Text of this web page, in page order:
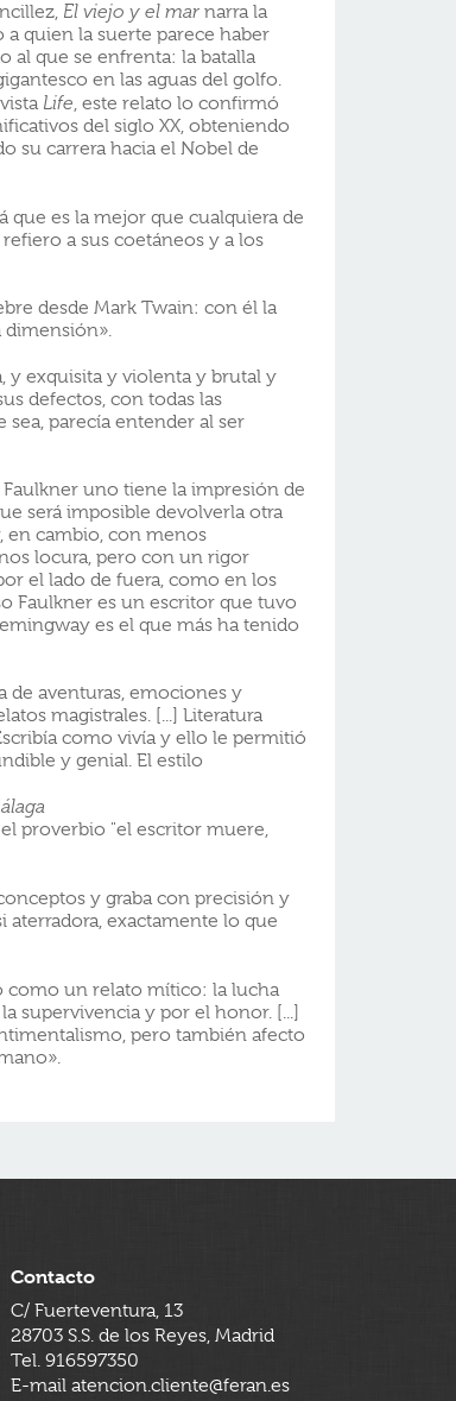
El viejo y el mar narra la
quien la suerte parece haber
al que se enfrenta: la batalla
en las aguas del golfo.
Life, este relato lo confirmó
del siglo XX, obteniendo
su carrera hacia el Nobel de
que es la mejor que cualquiera de
a sus coetáneos y a los
desde Mark Twain: con él la
dimensión».
y exquisita y violenta y brutal y
defectos, con todas las
parecía entender al ser
uno tiene la impresión de
será imposible devolverla otra
en cambio, con menos
locura, pero con un rigor
el lado de fuera, como en los
Faulkner es un escritor que tuvo
es el que más ha tenido
de aventuras, emociones y
magistrales. [...] Literatura
como vivía y ello le permitió
y genial. El estilo
proverbio "el escritor muere,
y graba con precisión y
exactamente lo que
como un relato mítico: la lucha
supervivencia y por el honor. [...]
pero también afecto
Contacto
C/ Fuerteventura, 13
28703 S.S. de los Reyes, Madrid
Tel. 916597350
E-mail atencion.cliente@feran.es